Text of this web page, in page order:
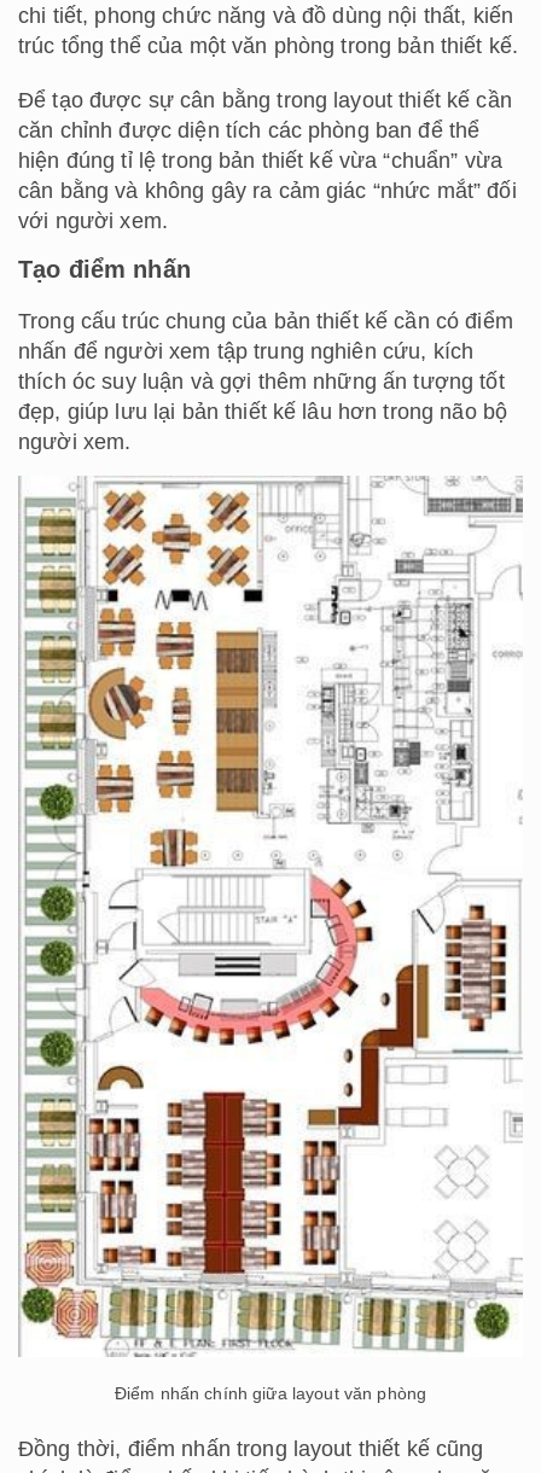
chi tiết, phong chức năng và đồ dùng nội thất, kiến
trúc tổng thể của một văn phòng trong bản thiết kế.
Để tạo được sự cân bằng trong layout thiết kế cần
căn chỉnh được diện tích các phòng ban để thể
hiện đúng tỉ lệ trong bản thiết kế vừa “chuẩn” vừa
cân bằng và không gây ra cảm giác “nhức mắt” đối
với người xem.
Tạo điểm nhấn
Trong cấu trúc chung của bản thiết kế cần có điểm
nhấn để người xem tập trung nghiên cứu, kích
thích óc suy luận và gợi thêm những ấn tượng tốt
đẹp, giúp lưu lại bản thiết kế lâu hơn trong não bộ
người xem.
Điểm nhấn chính giữa layout văn phòng
Đồng thời, điểm nhấn trong layout thiết kế cũng